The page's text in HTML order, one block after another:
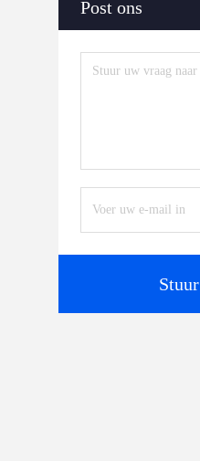
Post ons
Stuur